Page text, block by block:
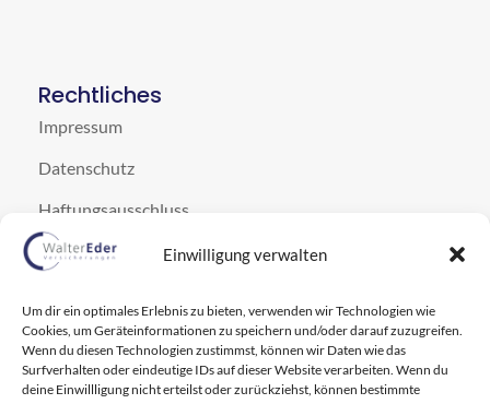
Einwilligung verwalten
Um dir ein optimales Erlebnis zu bieten, verwenden wir Technologien wie
Cookies, um Geräteinformationen zu speichern und/oder darauf zuzugreifen.
Wenn du diesen Technologien zustimmst, können wir Daten wie das
Surfverhalten oder eindeutige IDs auf dieser Website verarbeiten. Wenn du
deine Einwillligung nicht erteilst oder zurückziehst, können bestimmte
Rechtliches
Impressum
Datenschutz
Haftungsausschluss
Cookie-Hinweis
Kontakt
Neuburger Str. 66, 94032 Passau
info@waltereder.com